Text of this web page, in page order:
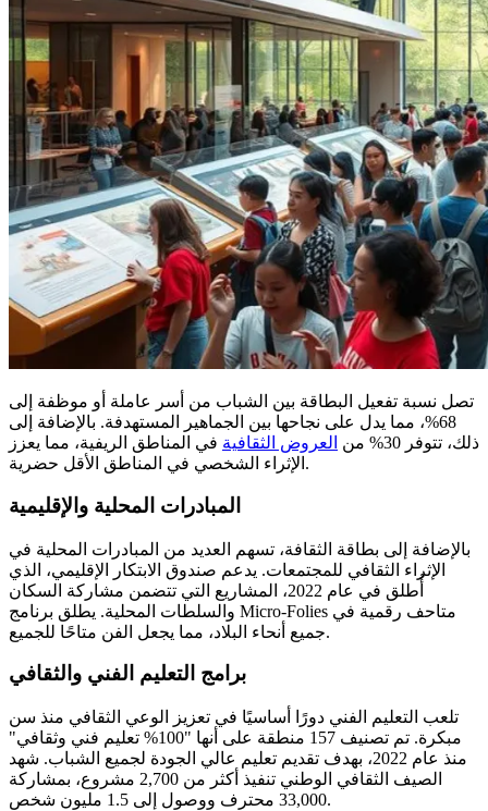
تصل نسبة تفعيل البطاقة بين الشباب من أسر عاملة أو موظفة إلى
68%، مما يدل على نجاحها بين الجماهير المستهدفة. بالإضافة إلى
ذلك، تتوفر 30% من
العروض الثقافية في المناطق الريفية، مما يعزز
الإثراء الشخصي في المناطق الأقل حضرية.
المبادرات المحلية والإقليمية
بالإضافة إلى بطاقة الثقافة، تسهم العديد من المبادرات المحلية في
الإثراء الثقافي للمجتمعات. يدعم صندوق الابتكار الإقليمي، الذي
أُطلق في عام 2022، المشاريع التي تتضمن مشاركة السكان
والسلطات المحلية. يطلق برنامج Micro-Folies متاحف رقمية في
جميع أنحاء البلاد، مما يجعل الفن متاحًا للجميع.
برامج التعليم الفني والثقافي
تلعب التعليم الفني دورًا أساسيًا في تعزيز الوعي الثقافي منذ سن
مبكرة. تم تصنيف 157 منطقة على أنها "100% تعليم فني وثقافي"
منذ عام 2022، بهدف تقديم تعليم عالي الجودة لجميع الشباب. شهد
الصيف الثقافي الوطني تنفيذ أكثر من 2,700 مشروع، بمشاركة
33,000 محترف ووصول إلى 1.5 مليون شخص.